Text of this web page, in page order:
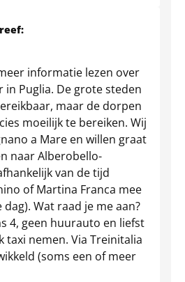
informatie lezen over
in Puglia. De grote steden
maar de dorpen
moeilijk te bereiken. Wij
a Mare en willen graat
naar Alberobello-
van de tijd
of Martina Franca mee
Wat raad je me aan?
4, geen huurauto en liefst
taxi nemen. Via Treinitalia
(soms een of meer